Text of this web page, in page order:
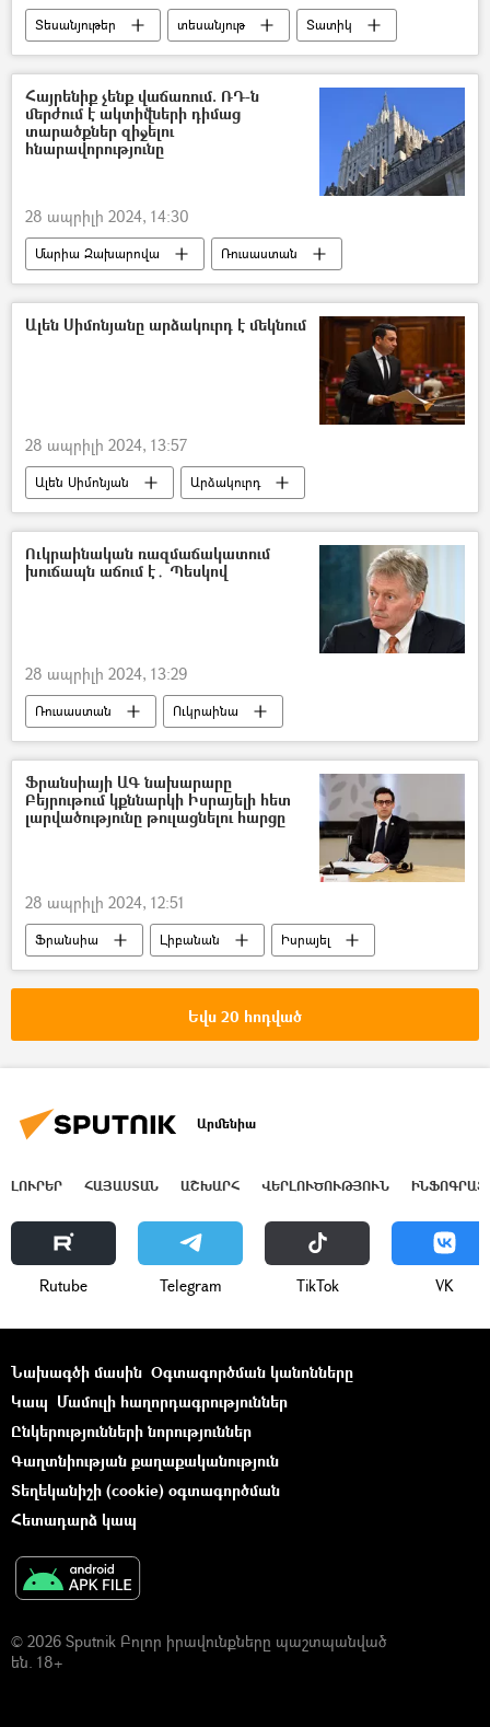
Տեսանյութեր տեսանյութ
Տատիկ
Սպորտ
Մարջիկ Դաբաղյան
Հայրենիք չենք վաճառում. ՌԴ-ն
մերժում է ակտիվների դիմաց
տարածքներ զիջելու
հնարավորությունը
28 ապրիլի 2024, 14:30
Մարիա Զախարովա
Ռուսաստան
Արևմուտք
Ուկրաինա
Արտաքին գործերի նախարարություն (ԱԳՆ)
Դոնբասի պաշտպանություն. ՌԴ–ի ռազմական հատուկ գործողությունը Ուկրաինայում
Ալեն Սիմոնյանը արձակուրդ է մեկնում
28 ապրիլի 2024, 13:57
Ալեն Սիմոնյան
Արձակուրդ
ԱԺ (Ազգային ժողով)
Ռուբեն Ռուբինյան
Ուկրաինական ռազմաճակատում
խուճապն աճում է․ Պեսկով
28 ապրիլի 2024, 13:29
Ռուսաստան
Ուկրաինա
Պատերազմ
Դմիտրի Պեսկով
Դոնբասի պաշտպանություն. ՌԴ–ի ռազմական հատուկ գործողությունը Ուկրաինայում
Ֆրանսիայի ԱԳ նախարարը
Բեյրութում կքննարկի Իսրայելի հետ
լարվածությունը թուլացնելու հարցը
28 ապրիլի 2024, 12:51
Ֆրանսիա Լիբանան
Իսրայել
Պատերազմ
Սահման
Եվս 20 հոդված
Արմենիա
ԼՈՒՐԵՐ ՀԱՅԱՍՏԱՆ ԱՇԽԱՐՀ ՎԵՐԼՈՒԾՈՒԹՅՈՒՆ
Rutube Telegram ТikТоk VK
Նախագծի մասին Օգտագործման կանոնները
Կապ Մամուլի հաղորդագրություններ
Ընկերությունների նորություններ
Գաղտնիության քաղաքականություն
Տեղեկանիշի (cookie) օգտագործման
Հետադարձ կապ
© 2026 Sputnik Բոլոր իրավունքները պաշտպանված
են. 18+